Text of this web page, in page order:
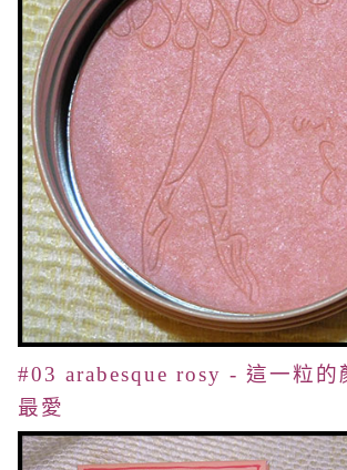
#03 arabesque rosy - 這一粒的
最愛